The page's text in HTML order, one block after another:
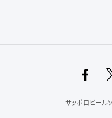
サッポロビール